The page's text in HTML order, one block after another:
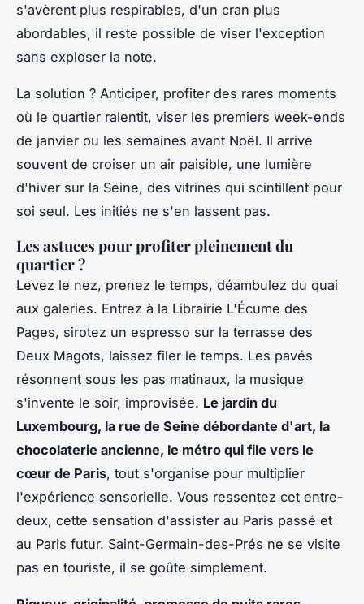
s'avèrent plus respirables, d'un cran plus
abordables, il reste possible de viser l'exception
sans exploser la note.
La solution ? Anticiper, profiter des rares moments
où le quartier ralentit, viser les premiers week-ends
de janvier ou les semaines avant Noël. Il arrive
souvent de croiser un air paisible, une lumière
d'hiver sur la Seine, des vitrines qui scintillent pour
soi seul. Les initiés ne s'en lassent pas.
Les astuces pour profiter pleinement du
quartier ?
Levez le nez, prenez le temps, déambulez du quai
aux galeries. Entrez à la Librairie L'Écume des
Pages, sirotez un espresso sur la terrasse des
Deux Magots, laissez filer le temps. Les pavés
résonnent sous les pas matinaux, la musique
s'invente le soir, improvisée. Le jardin du
Luxembourg, la rue de Seine débordante d'art, la
chocolaterie ancienne, le métro qui file vers le
cœur de Paris, tout s'organise pour multiplier
l'expérience sensorielle. Vous ressentez cet entre-
deux, cette sensation d'assister au Paris passé et
au Paris futur. Saint-Germain-des-Prés ne se visite
pas en touriste, il se goûte simplement.